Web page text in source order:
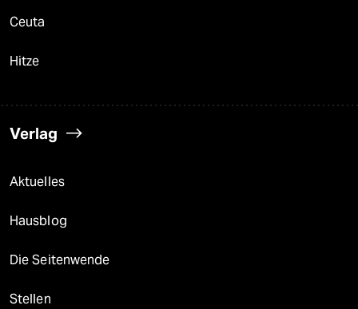
Ceuta
Hitze
Verlag
Aktuelles
Hausblog
Die Seitenwende
Stellen